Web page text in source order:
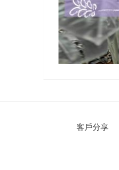
客戶分享